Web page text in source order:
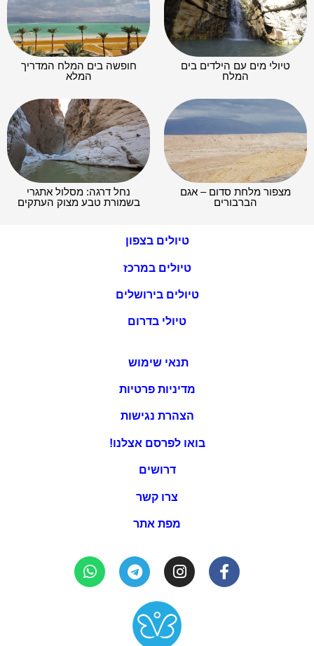
טיולי מים עם הילדים בים
המלח
חופשה בים המלח המדריך
המלא
מצפור מלחת סדום – אגם
הברבורים
נחל דרגה: מסלול אתגרי
בשמורת טבע מצוק העתקים
טיולים בצפון
טיולים במרכז
טיולים בירושלים
טיולי בדרום
תנאי שימוש
מדיניות פרטיות
הצהרת נגישות
בואו לפרסם אצלנו!
דרושים
צרו קשר
מפת אתר